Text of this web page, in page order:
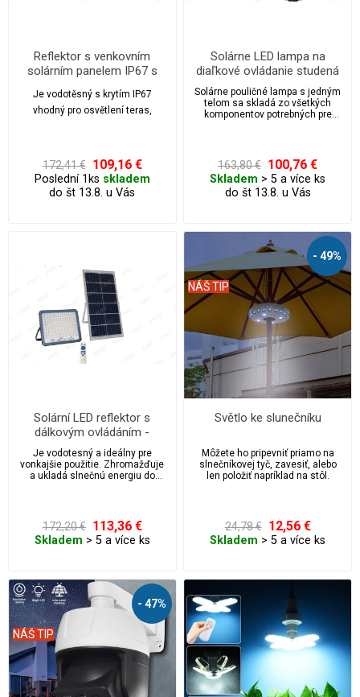
Reflektor s venkovním
solárním panelem IP67 s
časovačem 200w
Je vodotěsný s krytím IP67
vhodný pro osvětlení teras,
172,41 € 109,16 €
Poslední 1ks skladem
do št 13.8. u Vás
Solárne LED lampa na
diaľkové ovládanie studená
biela 120w
Solárne pouličné lampa s jedným
telom sa skladá zo všetkých
komponentov potrebných pre
163,80 € 100,76 €
Skladem > 5 a více ks
do št 13.8. u Vás
Solární LED reflektor s
dálkovým ovládáním -
studená bílá + barevný mód
300W
Je vodotesný a ideálny pre
vonkajšie použitie. Zhromažďuje
a ukladá slnečnú energiu do
172,20 € 113,36 €
Skladem > 5 a více ks
- 49%
NÁŠ TIP
Světlo ke slunečníku
Môžete ho pripevniť priamo na
slnečníkovej tyč, zavesiť, alebo
len položiť napríklad na stôl.
24,78 € 12,56 €
Skladem > 5 a více ks
- 47%
NÁŠ TIP